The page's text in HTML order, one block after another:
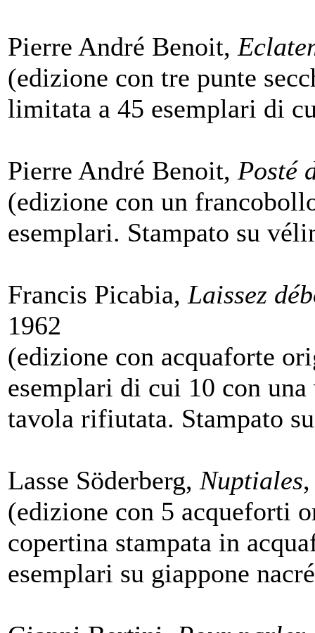
Pierre André Benoit,
(edizione con tre punte
limitata a 45 esemplari di
Pierre André Benoit, Posté
(edizione con un
esemplari. Stampato su
Francis Picabia, Laissez
1962
(edizione con acquaforte
esemplari di cui 10 con
tavola rifiutata. Stampato
Lasse Söderberg, Nuptiales
(edizione con 5 acqueforti
copertina stampata in
esemplari su giappone